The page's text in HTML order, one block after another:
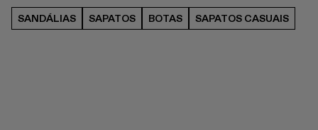
SANDÁLIAS SAPATOS BOTAS SAPATOS CASUAIS